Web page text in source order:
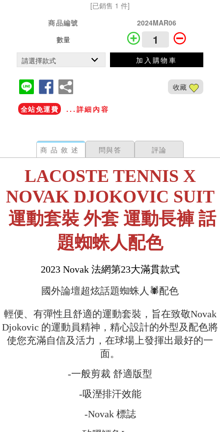
[已銷售 1 件]
商品編號
2024MAR06
數量
加入購物車
收藏
全站免運費 ...詳細內容
商品敘述 問與答 評論